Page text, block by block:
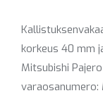
korkeus 40 mm
Mitsubishi
varaosanumero: